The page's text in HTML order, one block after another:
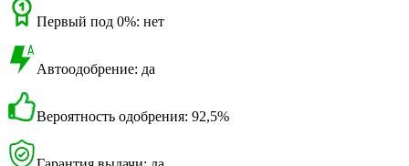
Первый под 0%: нет
Автоодобрение: да
Вероятность одобрения: 92,5%